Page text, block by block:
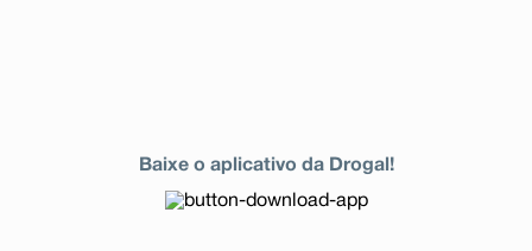
Baixe o aplicativo da Drogal!